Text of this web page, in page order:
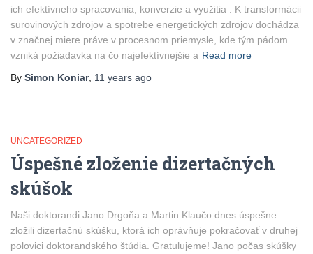
ich efektívneho spracovania, konverzie a využitia . K transformácii
surovinových zdrojov a spotrebe energetických zdrojov dochádza
v značnej miere práve v procesnom priemysle, kde tým pádom
vzniká požiadavka na čo najefektívnejšie a Read more
By Simon Koniar, 11 years ago
UNCATEGORIZED
Úspešné zloženie dizertačných
skúšok
Naši doktorandi Jano Drgoňa a Martin Klaučo dnes úspešne
zložili dizertačnú skúšku, ktorá ich oprávňuje pokračovať v druhej
polovici doktorandského štúdia. Gratulujeme! Jano počas skúšky